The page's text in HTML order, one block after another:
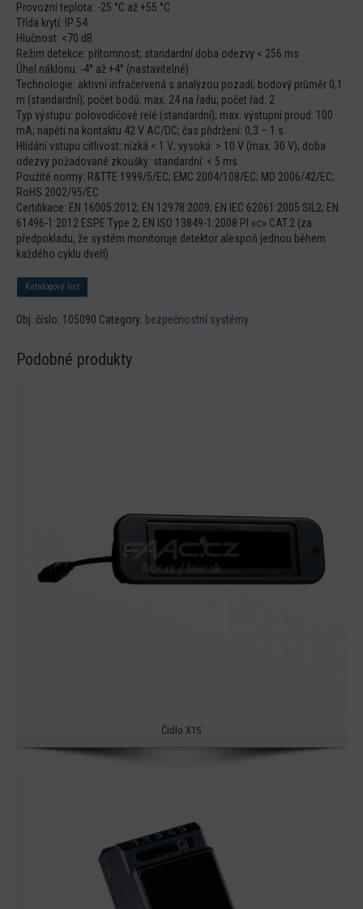
Provozní teplota: -25 °C až +55 °C
Třída krytí: IP 54
Hlučnost: <70 dB
Režim detekce: přítomnost; standardní doba odezvy < 256 ms
Úhel náklonu: -4° až +4° (nastavitelné)
Technologie: aktivní infračervená s analýzou pozadí; bodový průměr 0,1
m (standardní); počet bodů: max. 24 na řadu; počet řad: 2
Typ výstupu: polovodičové relé (standardní); max. výstupní proud: 100
mA; napětí na kontaktu 42 V AC/DC; čas přidržení: 0,3 – 1 s
Hlídání vstupu citlivost: nízká < 1 V; vysoká: > 10 V (max. 30 V); doba
odezvy požadované zkoušky: standardní: < 5 ms
Použité normy: R&TTE 1999/5/EC; EMC 2004/108/EC; MD 2006/42/EC;
RoHS 2002/95/EC
Certifikace: EN 16005:2012; EN 12978:2009; EN IEC 62061:2005 SIL2; EN
61496-1:2012 ESPE Type 2; EN ISO 13849-1:2008 Pl «c» CAT.2 (za
předpokladu, že systém monitoruje detektor alespoň jednou během
každého cyklu dveří)
Katalogový list
Obj. číslo: 105090 Category: bezpečnostní systémy
Podobné produkty
Čidlo X1S
Detail